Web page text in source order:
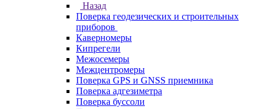
Назад
Поверка геодезических и строительных
приборов
Каверномеры
Кипрегели
Межосемеры
Межцентромеры
Поверка GPS и GNSS приемника
Поверка адгезиметра
Поверка буссоли